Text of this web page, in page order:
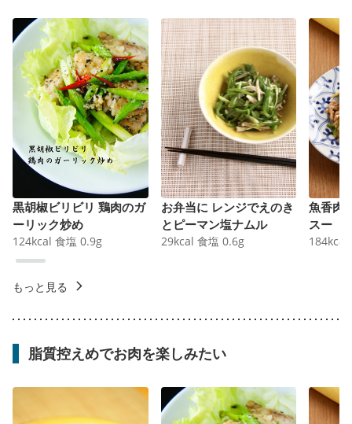
黒胡椒ビリビリ 鶏肉のガ
ーリック炒め
124kcal 食塩 0.9g
お弁当に レンジでえのき
とピーマン塩ナムル
29kcal 食塩 0.6g
魚香肉
スー
184kcal
もっと見る
脂質控えめでお肉を楽しみたい